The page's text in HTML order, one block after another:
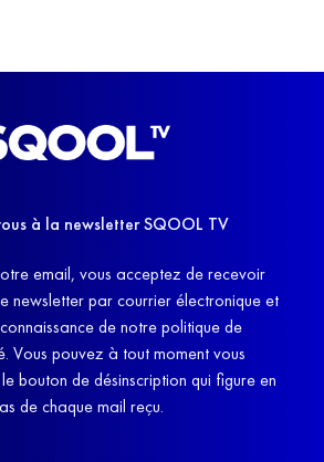
à la newsletter SQOOL TV
email, vous acceptez de recevoir
newsletter par courrier électronique et
de notre politique de
Vous pouvez à tout moment vous
bouton de désinscription qui figure en
de chaque mail reçu.